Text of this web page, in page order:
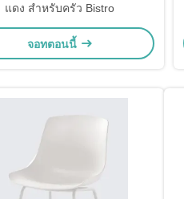
แดง สําหรับครัว Bistro
จอทตอนนี้